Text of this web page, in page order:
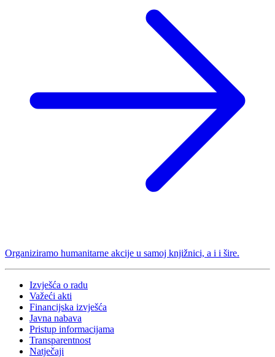
Organiziramo humanitarne akcije u samoj knjižnici, a i i šire.
Izvješća o radu
Važeći akti
Financijska izvješća
Javna nabava
Pristup informacijama
Transparentnost
Natječaji